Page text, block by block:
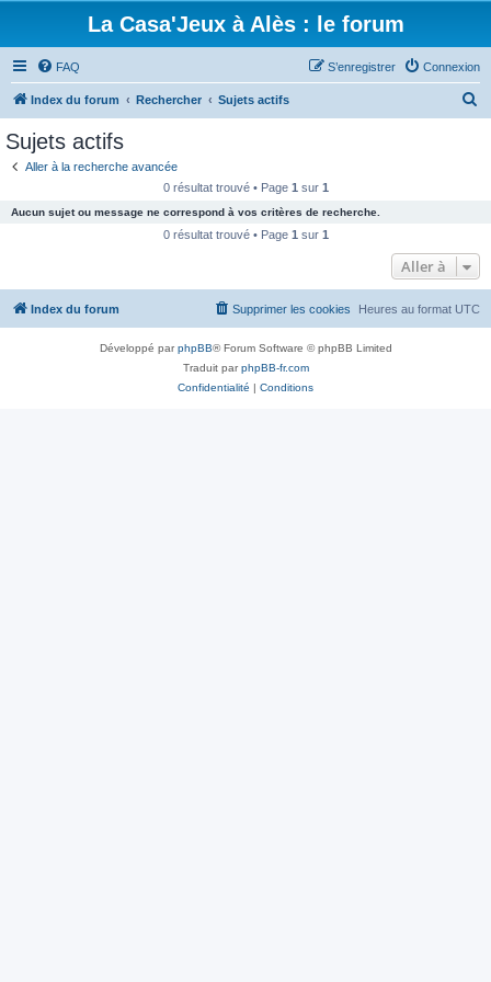
La Casa'Jeux à Alès : le forum
FAQ Connexion
S’enregistrer
Index du forum Rechercher Sujets actifs
c
e
Sujets actifs
Aller à la recherche avancée
0 résultat trouvé • Page 1 sur 1
Aucun sujet ou message ne correspond à vos critères de recherche.
0 résultat trouvé • Page 1 sur 1
Aller à
Index du forum Heures au format UTC
Supprimer les cookies
Développé parphpBB® Forum Software © phpBB Limited
Traduit parphpBB-fr.com
Confidentialité | Conditions